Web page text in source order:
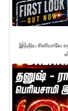
இந்திய சினிமாவே